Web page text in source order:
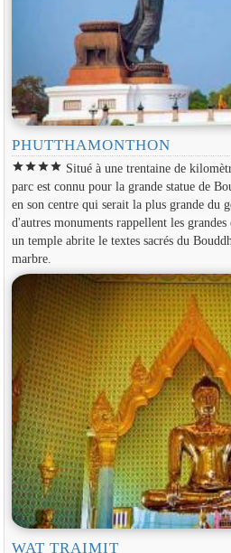
PHUTTHAMONTHON
starstarstarstar Situé à une trentaine de
parc est connu pour la grande statue de
en son centre qui serait la plus grande du
d'autres monuments rappellent les
un temple abrite le textes sacrés du
marbre.
WAT TRAIMIT